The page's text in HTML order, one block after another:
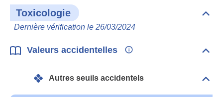
Toxicologie
Dernière vérification le 26/03/2024
Valeurs accidentelles
Autres seuils accidentels